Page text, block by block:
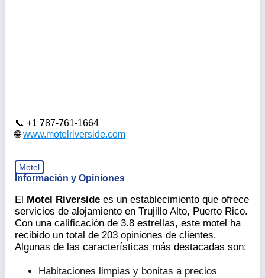
+1 787-761-1664
www.motelriverside.com
Motel
Información y Opiniones
El Motel Riverside es un establecimiento que ofrece
servicios de alojamiento en Trujillo Alto, Puerto Rico.
Con una calificación de 3.8 estrellas, este motel ha
recibido un total de 203 opiniones de clientes.
Algunas de las características más destacadas son:
Habitaciones limpias y bonitas a precios